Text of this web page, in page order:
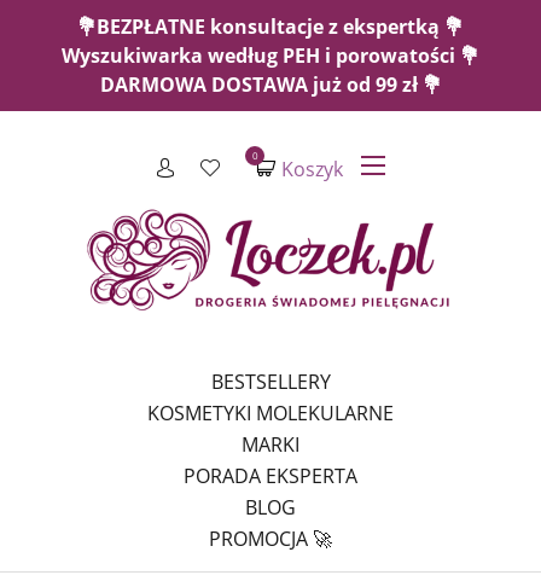
💐BEZPŁATNE konsultacje z ekspertką 💐
Wyszukiwarka według PEH i porowatości 💐
DARMOWA DOSTAWA już od 99 zł 💐
Koszyk
0
BESTSELLERY
KOSMETYKI MOLEKULARNE
MARKI
PORADA EKSPERTA
BLOG
PROMOCJA 🚀